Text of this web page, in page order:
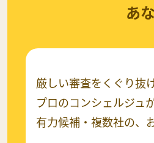
あ
厳しい審査をくぐり抜
プロのコンシェルジュ
有力候補・複数社の、